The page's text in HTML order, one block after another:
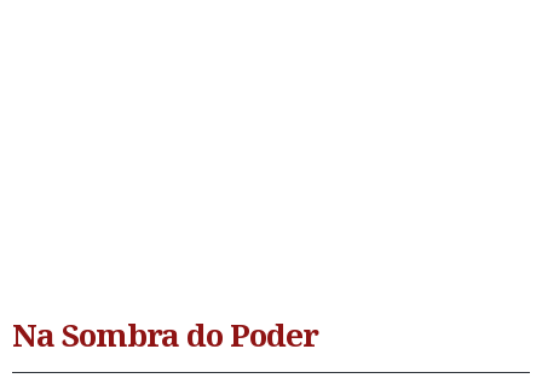
Na Sombra do Poder